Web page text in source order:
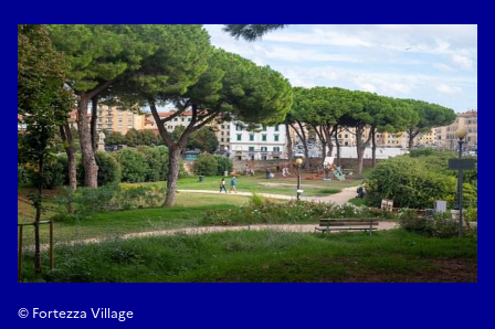
travaille aujourd’hui dans l’administration publique. Il écrit
principalement de la poésie et en 2024 il a publié sa
première syllore, Eterna impermanencia eterna svanire
(Érasme). Ses textes apparaissent également dans des
recueils d’anthologie, dont Versets sans voix (Ensemble).
Son prochain livre est en cours de publication.
Réserver
© Fortezza Village